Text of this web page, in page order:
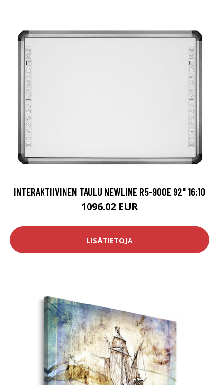
INTERAKTIIVINEN TAULU NEWLINE R5-900E 92" 16:10
1096.02 EUR
LISÄTIETOJA